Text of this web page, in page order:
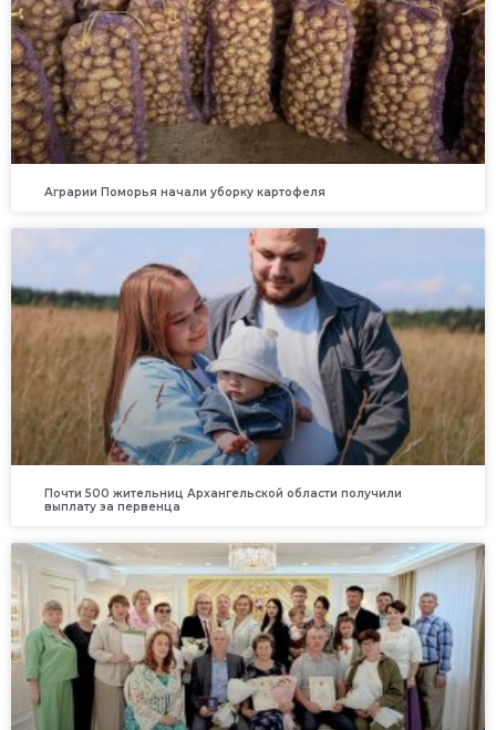
Аграрии Поморья начали уборку картофеля
Почти 500 жительниц Архангельской области получили
выплату за первенца